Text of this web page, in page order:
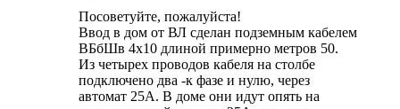
Посоветуйте, пожалуйста!
Ввод в дом от ВЛ сделан подземным кабелем
ВБбШв 4х10 длиной примерно метров 50.
Из четырех проводов кабеля на столбе
подключено два -к фазе и нулю, через
автомат 25А. В доме они идут опять на